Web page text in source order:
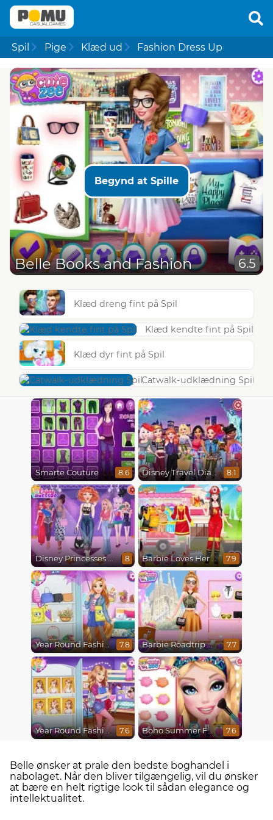
Spil Pige Klæd ud Fashion Dress Up
Begynd at Spille
Belle Books and Fashion 6.5
Klæd dreng fint på Spil
Klæd kendte fint på Spil
Klæd dyr fint på Spil
Catwalk-udklædning Spil
Smarte Couture 8.6 Disney Travel Diaries: City Break 8.1
Disney Princesses Runway Show 8 Barbie Loves Her Job 7.9
Year Round Fashionista Rapunzel 7.8 Barbie Roadtrip Adventure 7.7
Year Round Fashionista Belle 7.6 Boho Summer Festival Besties 7.6
Belle ønsker at prale den bedste boghandel i
nabolaget. Når den bliver tilgængelig, vil du ønsker
at bære en helt rigtige look til sådan elegance og
intellektualitet.